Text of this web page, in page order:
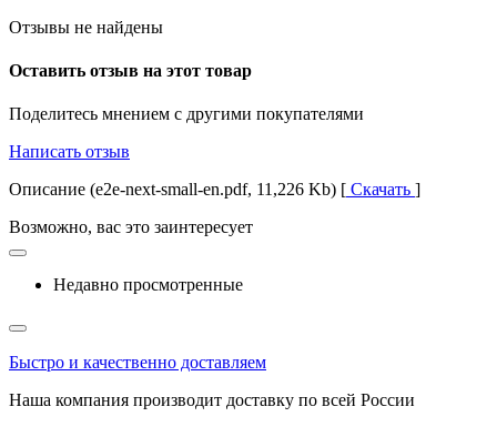
Отзывы не найдены
Оставить отзыв на этот товар
Поделитесь мнением с другими покупателями
Написать отзыв
Описание (e2e-next-small-en.pdf, 11,226 Kb) [ Скачать ]
Возможно, вас это заинтересует
Недавно просмотренные
Быстро и качественно доставляем
Наша компания производит доставку по всей России